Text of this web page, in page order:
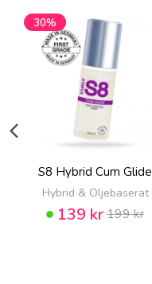
30%
S8 Hybrid Cum Glide
Hybrid & Oljebaserat
139 kr199 kr